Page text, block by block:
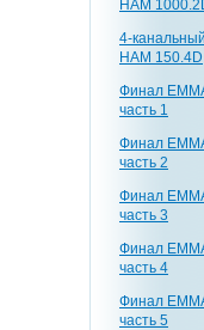
HAM
4-
HAM 150.4D
Финал
часть 1
Финал
часть 2
Финал
часть 3
Финал
часть 4
Финал
часть 5